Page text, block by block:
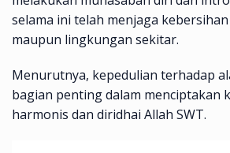
selama ini telah menjaga
maupun lingkungan sekitar.
Menurutnya, kepedulian terhadap
bagian penting dalam menciptakan
harmonis dan diridhai Allah SWT.